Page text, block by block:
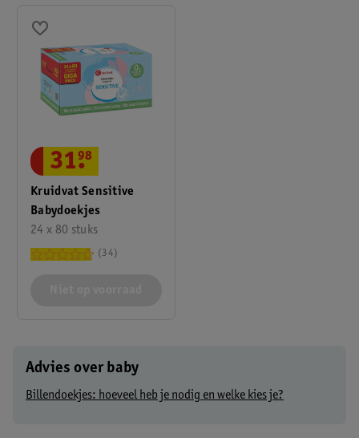
Kruidvat Sensitive
Babydoekjes
24 x 80 stuks
31.
98
34
Advies over baby
Billendoekjes: hoeveel heb je nodig en welke kies je?